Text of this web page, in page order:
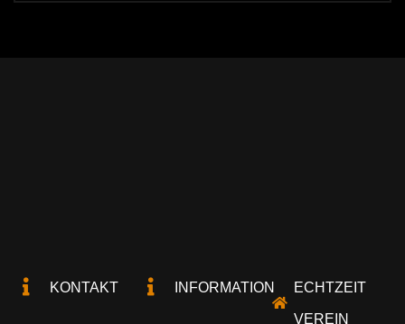
KONTAKT INFORMATION ECHTZEIT
VEREIN